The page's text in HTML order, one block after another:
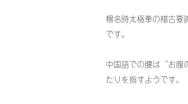
楊名時太極拳の稽古要
です。
中国語での腰は“お腹
たりを指すようです。